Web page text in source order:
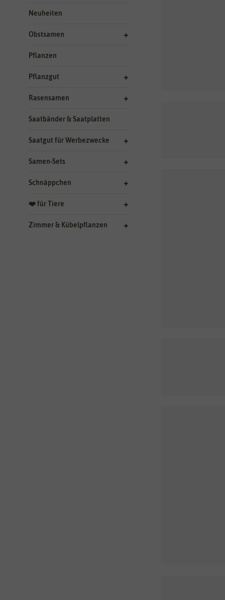
Neuheiten
Obstsamen
Pflanzen
Pflanzgut
Rasensamen
Saatbänder & Saatplatten
Saatgut für Werbezwecke
Samen-Sets
Schnäppchen
❤️ für Tiere
Zimmer & Kübelpflanzen